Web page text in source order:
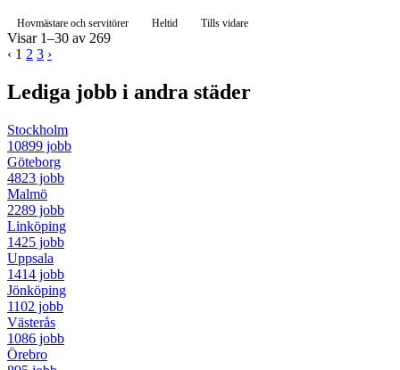
Hovmästare och servitörer Heltid Tills vidare
Visar 1–30 av 269
‹ 1 2 3 ›
Lediga jobb i andra städer
Stockholm
10899 jobb
Göteborg
4823 jobb
Malmö
2289 jobb
Linköping
1425 jobb
Uppsala
1414 jobb
Jönköping
1102 jobb
Västerås
1086 jobb
Örebro